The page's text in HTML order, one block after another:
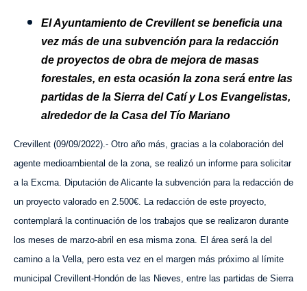
El Ayuntamiento de Crevillent se beneficia una
vez más de una subvención para la redacción
de proyectos de obra de mejora de masas
forestales, en esta ocasión la zona será entre las
partidas de la Sierra del Catí y Los Evangelistas,
alrededor de la Casa del Tío Mariano
Crevillent (09/09/2022).- Otro año más, gracias a la colaboración del
agente medioambiental de la zona, se realizó un informe para solicitar
a la Excma. Diputación de Alicante la subvención para la redacción de
un proyecto valorado en 2.500€. La redacción de este proyecto,
contemplará la continuación de los trabajos que se realizaron durante
los meses de marzo-abril en esa misma zona. El área será la del
camino a la Vella, pero esta vez en el margen más próximo al límite
municipal Crevillent-Hondón de las Nieves, entre las partidas de Sierra